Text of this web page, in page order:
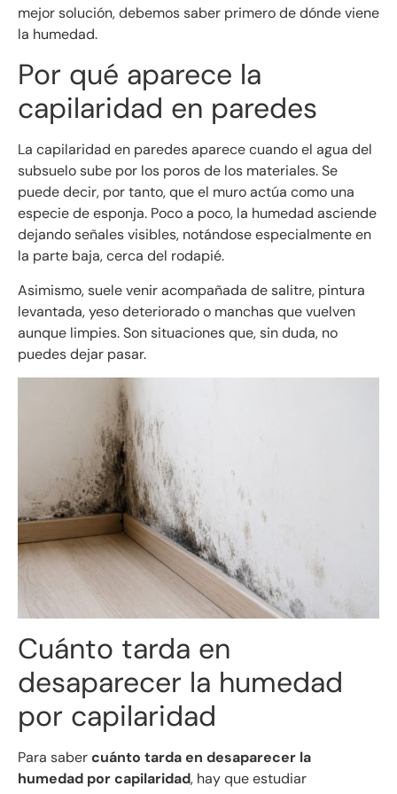
mejor solución, debemos saber primero de dónde viene
la humedad.
Por qué aparece la
capilaridad en paredes
La capilaridad en paredes aparece cuando el agua del
subsuelo sube por los poros de los materiales. Se
puede decir, por tanto, que el muro actúa como una
especie de esponja. Poco a poco, la humedad asciende
dejando señales visibles, notándose especialmente en
la parte baja, cerca del rodapié.
Asimismo, suele venir acompañada de salitre, pintura
levantada, yeso deteriorado o manchas que vuelven
aunque limpies. Son situaciones que, sin duda, no
puedes dejar pasar.
Cuánto tarda en
desaparecer la humedad
por capilaridad
Para sabercuánto tarda en desaparecer la
humedad por capilaridad, hay que estudiar